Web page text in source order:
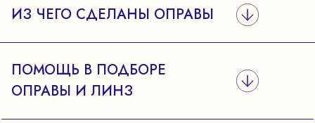
ИЗ ЧЕГО СДЕЛАНЫ ОПРАВЫ
ПОМОЩЬ В ПОДБОРЕ
ОПРАВЫ И ЛИНЗ